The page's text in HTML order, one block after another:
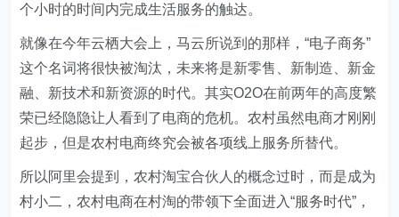
个小时的时间内完成生活服务的触达。
就像在今年云栖大会上，马云所说到的那样，“电子商务”
这个名词将很快被淘汰，未来将是新零售、新制造、新金
融、新技术和新资源的时代。其实O2O在前两年的高度繁
荣已经隐隐让人看到了电商的危机。农村虽然电商才刚刚
起步，但是农村电商终究会被各项线上服务所替代。
所以阿里会提到，农村淘宝合伙人的概念过时，而是成为
村小二，农村电商在村淘的带领下全面进入“服务时代”，